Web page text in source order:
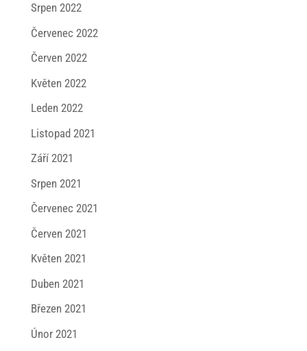
Srpen 2022
Červenec 2022
Červen 2022
Květen 2022
Leden 2022
Listopad 2021
Září 2021
Srpen 2021
Červenec 2021
Červen 2021
Květen 2021
Duben 2021
Březen 2021
Únor 2021